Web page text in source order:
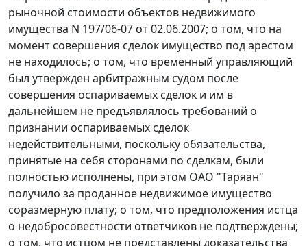
рыночной стоимости объектов недвижимого
имущества N 197/06-07 от 02.06.2007; о том, что на
момент совершения сделок имущество под арестом
не находилось; о том, что временный управляющий
был утвержден арбитражным судом после
совершения оспариваемых сделок и им в
дальнейшем не предъявлялось требований о
признании оспариваемых сделок
недействительными, поскольку обязательства,
принятые на себя сторонами по сделкам, были
полностью исполнены, при этом ОАО "Таряан"
получило за проданное недвижимое имущество
соразмерную плату; о том, что предположения истца
о недобросовестности ответчиков не подтверждены;
о том, что истцом не представлены доказательства